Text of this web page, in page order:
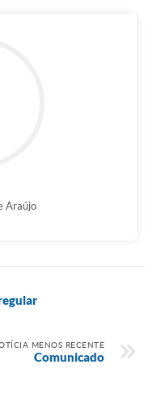
Araújo
MENOS RECENTE
Comunicado